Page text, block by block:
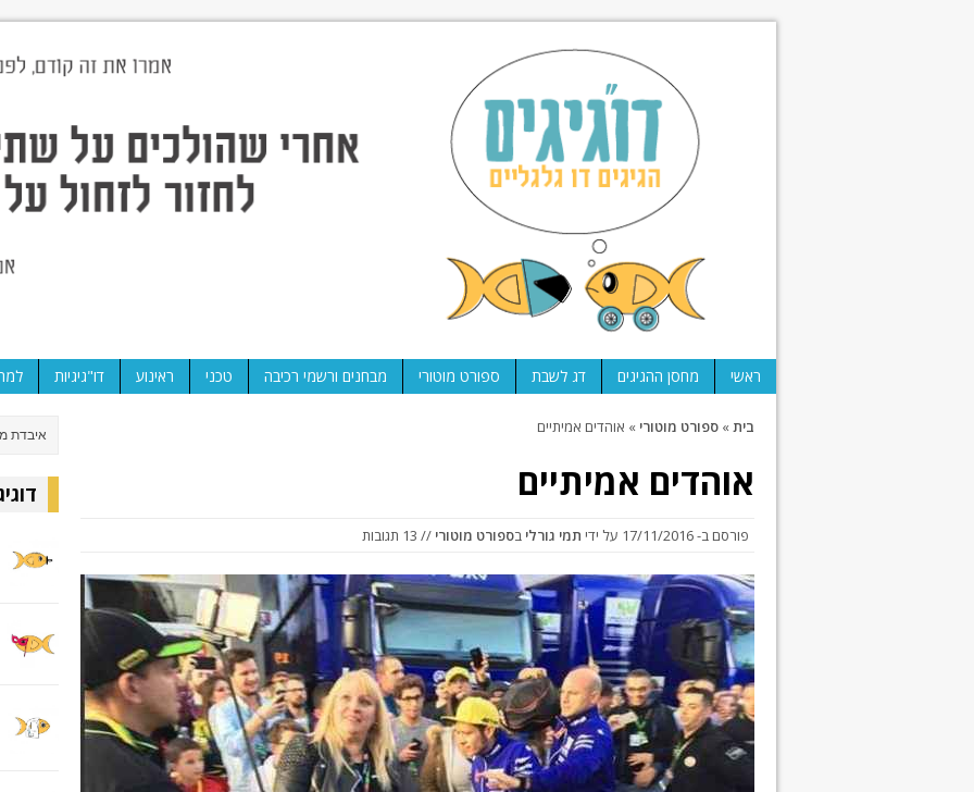
ראשי מחסן ההגיגים דג לשבת ספורט מוטורי מבחנים ורשמי רכיבה טכני ראינוע דו"גיגיות
בית» ספורט מוטורי » אוהדים אמיתיים
אוהדים אמיתיים
פורסם ב-17/11/2016 על ידי תמי גורלי בספורט מוטורי // 13 תגובות